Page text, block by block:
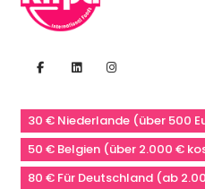
30 € Niederlande (über 500
50 € Belgien (über 2.000 €
80 € Für Deutschland (ab